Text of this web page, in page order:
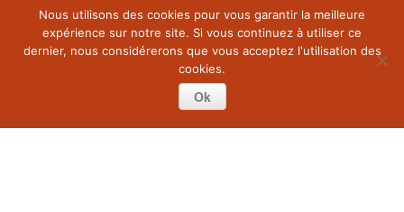
psychologues, psychothérapeutes et hypnothérapeutes
indépendants dans tout le Brabant Wallon, afin de proposer une
collaboration. Si vous souhaitez obtenir plus d’informations sur
ce que nous pouvons faire pour vous en tant que psy
indépendant, n’hésitez pas à nous contacter:
Nous utilisons des cookies pour vous garantir la meilleure
expérience sur notre site. Si vous continuez à utiliser ce
dernier, nous considérerons que vous acceptez l'utilisation des
cookies.
Ok